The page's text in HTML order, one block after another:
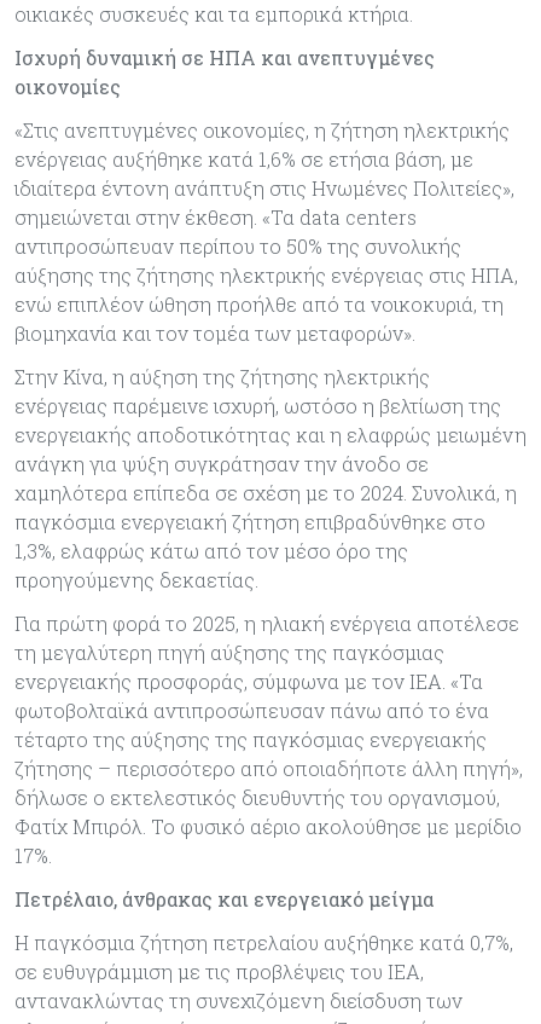
οικιακές συσκευές και τα εμπορικά κτήρια.
Ισχυρή δυναμική σε ΗΠΑ και ανεπτυγμένες
οικονομίες
«Στις ανεπτυγμένες οικονομίες, η ζήτηση ηλεκτρικής
ενέργειας αυξήθηκε κατά 1,6% σε ετήσια βάση, με
ιδιαίτερα έντονη ανάπτυξη στις Ηνωμένες Πολιτείες»,
σημειώνεται στην έκθεση. «Τα data centers
αντιπροσώπευαν περίπου το 50% της συνολικής
αύξησης της ζήτησης ηλεκτρικής ενέργειας στις ΗΠΑ,
ενώ επιπλέον ώθηση προήλθε από τα νοικοκυριά, τη
βιομηχανία και τον τομέα των μεταφορών».
Στην Κίνα, η αύξηση της ζήτησης ηλεκτρικής
ενέργειας παρέμεινε ισχυρή, ωστόσο η βελτίωση της
ενεργειακής αποδοτικότητας και η ελαφρώς μειωμένη
ανάγκη για ψύξη συγκράτησαν την άνοδο σε
χαμηλότερα επίπεδα σε σχέση με το 2024. Συνολικά, η
παγκόσμια ενεργειακή ζήτηση επιβραδύνθηκε στο
1,3%, ελαφρώς κάτω από τον μέσο όρο της
προηγούμενης δεκαετίας.
Για πρώτη φορά το 2025, η ηλιακή ενέργεια αποτέλεσε
τη μεγαλύτερη πηγή αύξησης της παγκόσμιας
ενεργειακής προσφοράς, σύμφωνα με τον IEA. «Τα
φωτοβολταϊκά αντιπροσώπευσαν πάνω από το ένα
τέταρτο της αύξησης της παγκόσμιας ενεργειακής
ζήτησης – περισσότερο από οποιαδήποτε άλλη πηγή»,
δήλωσε ο εκτελεστικός διευθυντής του οργανισμού,
Φατίχ Μπιρόλ. Το φυσικό αέριο ακολούθησε με μερίδιο
17%.
Πετρέλαιο, άνθρακας και ενεργειακό μείγμα
Η παγκόσμια ζήτηση πετρελαίου αυξήθηκε κατά 0,7%,
σε ευθυγράμμιση με τις προβλέψεις του IEA,
αντανακλώντας τη συνεχιζόμενη διείσδυση των